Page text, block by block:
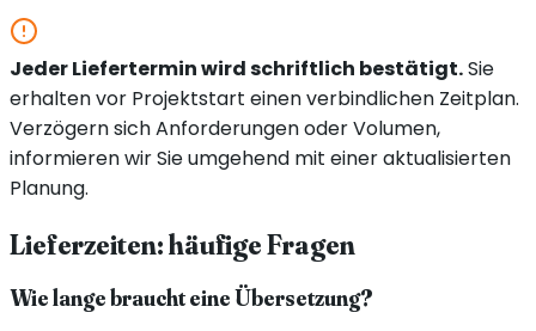
Jeder Liefertermin wird schriftlich bestätigt.Sie
erhalten vor Projektstart einen verbindlichen Zeitplan.
Verzögern sich Anforderungen oder Volumen,
informieren wir Sie umgehend mit einer aktualisierten
Planung.
Lieferzeiten: häufige Fragen
Wie lange braucht eine Übersetzung?